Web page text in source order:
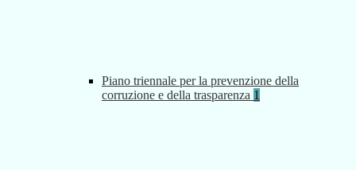
Piano triennale per la prevenzione della
corruzione e della trasparenza 1